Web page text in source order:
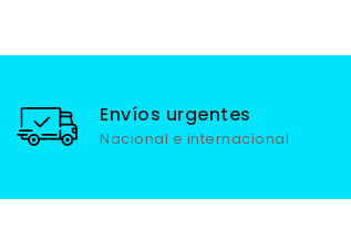
Envíos urgentes
Nacional e internacional